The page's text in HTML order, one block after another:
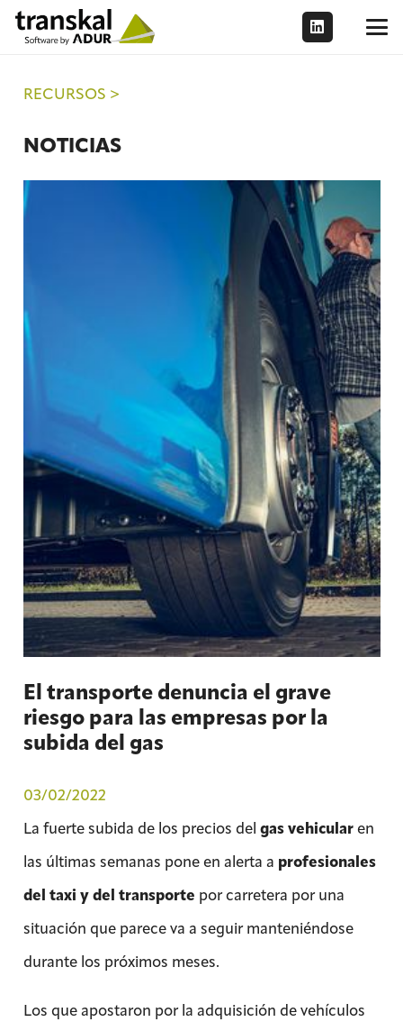
RECURSOS >
NOTICIAS
El transporte denuncia el grave
riesgo para las empresas por la
subida del gas
03/02/2022
La fuerte subida de los precios del gas vehicularen
las últimas semanas pone en alerta a profesionales
del taxi y del transporte por carretera por una
situación que parece va a seguir manteniéndose
durante los próximos meses.
Los que apostaron por la adquisición de vehículos